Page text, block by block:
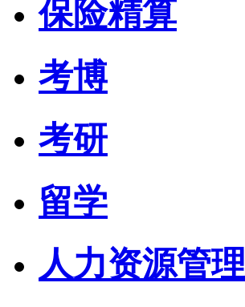
保险精算
考博
考研
留学
人力资源管理